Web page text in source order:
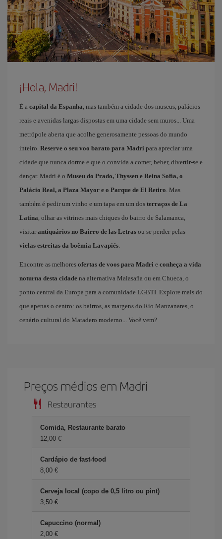
¡Hola, Madri!
É a capital da Espanha, mas também a cidade dos museus, palácios
reais e avenidas largas dispostas em uma cidade sem muros... Uma
metrópole aberta que acolhe generosamente pessoas do mundo
inteiro. Reserve o seu voo barato para Madri para apreciar uma
cidade que nunca dorme e que o convida a comer, beber, divertir-se e
dançar. Madri é o Museu do Prado, Thyssen e Reina Sofía, o
Palácio Real, a Plaza Mayor e o Parque de El Retiro. Mas
também é pedir um vinho e um tapa em um dos terraços de La
Latina, olhar as vitrines mais chiques do bairro de Salamanca,
visitar antiquários no Bairro de las Letras ou se perder pelas
vielas estreitas da boêmia Lavapiés.
Encontre as melhores ofertas de voos para Madri e conheça a vida
noturna desta cidade na alternativa Malasaña ou em Chueca, o
ponto central da Europa para a comunidade LGBTI. Explore mais do
que apenas o centro: os bairros, as margens do Rio Manzanares, o
cenário cultural do Matadero moderno... Você vem?
Preços médios em Madri
Restaurantes
Comida, Restaurante barato
12,00 €
Cardápio de fast-food
8,00 €
Cerveja local (copo de 0,5 litro ou pint)
3,50 €
Capuccino (normal)
2,00 €